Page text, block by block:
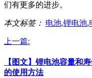
们有更多的进步。
本文标签： 电池,锂电池,
上一篇:
【图文】锂电池容量和
的使用方法